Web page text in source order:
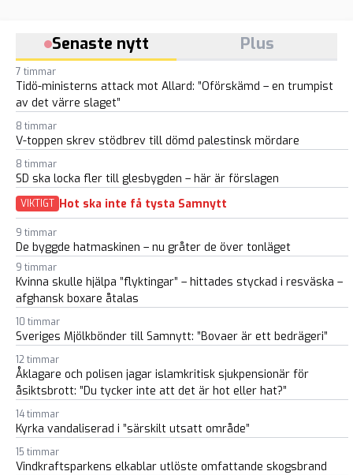
Senaste nytt Plus
7 timmar
Tidö-ministerns attack mot Allard: ”Oförskämd – en trumpist
av det värre slaget”
8 timmar
V-toppen skrev stödbrev till dömd palestinsk mördare
8 timmar
SD ska locka fler till glesbygden – här är förslagen
VIKTIGT Hot ska inte få tysta Samnytt
9 timmar
De byggde hatmaskinen – nu gråter de över tonläget
9 timmar
Kvinna skulle hjälpa ”flyktingar” – hittades styckad i resväska –
afghansk boxare åtalas
10 timmar
Sveriges Mjölkbönder till Samnytt: ”Bovaer är ett bedrägeri”
12 timmar
Åklagare och polisen jagar islamkritisk sjukpensionär för
åsiktsbrott: ”Du tycker inte att det är hot eller hat?”
14 timmar
Kyrka vandaliserad i ”särskilt utsatt område”
15 timmar
Vindkraftsparkens elkablar utlöste omfattande skogsbrand